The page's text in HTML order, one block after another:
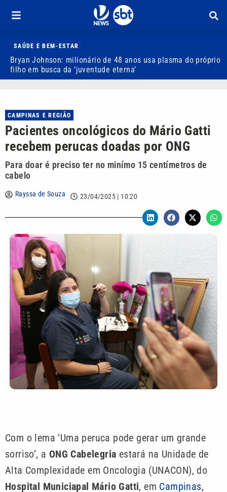
SAÚDE E BEM-ESTAR
Bryan Johnson: milionário de 48 anos usa plasma do próprio
filho em busca da ‘juventude eterna’
CAMPINAS E REGIÃO
Pacientes oncológicos do Mário Gatti
recebem perucas doadas por ONG
Para doar é preciso ter no minímo 15 centímetros de
cabelo
Rayssa de Souza 23/04/2025 | 10:20
Com o lema ‘Uma peruca pode gerar um grande
sorriso’, a ONG Cabelegria estará na Unidade de
Alta Complexidade em Oncologia (UNACON), do
Hospital Municiapal Mário Gatti, em Campinas,